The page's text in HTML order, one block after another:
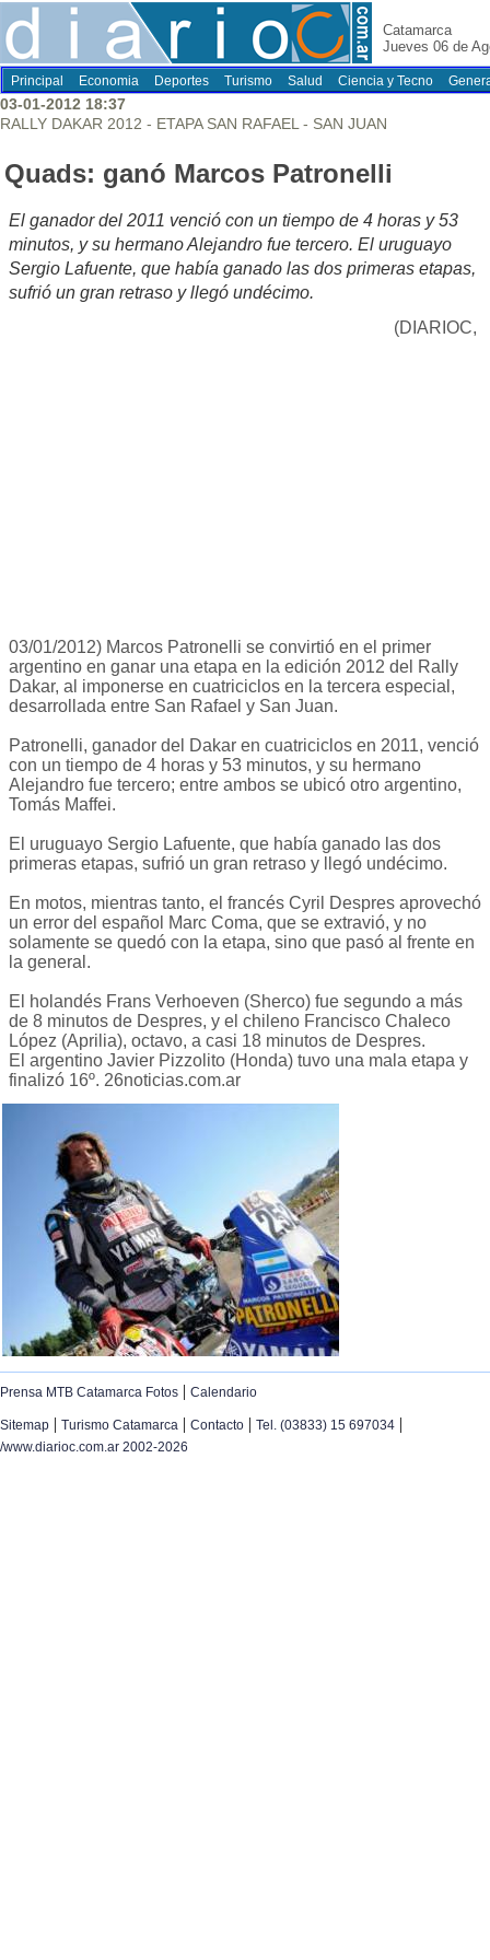
Catamarca
Jueves 06 de
Principal Economia Deportes Turismo Salud Ciencia y Tecno
03-01-2012 18:37
RALLY DAKAR 2012 - ETAPA SAN RAFAEL - SAN JUAN
Quads: ganó Marcos Patronelli
El ganador del 2011 venció con un tiempo de 4 horas y 53
minutos, y su hermano Alejandro fue tercero. El uruguayo
Sergio Lafuente, que había ganado las dos primeras etapas,
sufrió un gran retraso y llegó undécimo.
(DIARIOC,
03/01/2012) Marcos Patronelli se convirtió en el primer
argentino en ganar una etapa en la edición 2012 del Rally
Dakar, al imponerse en cuatriciclos en la tercera especial,
desarrollada entre San Rafael y San Juan.
Patronelli, ganador del Dakar en cuatriciclos en 2011, venció
con un tiempo de 4 horas y 53 minutos, y su hermano
Alejandro fue tercero; entre ambos se ubicó otro argentino,
Tomás Maffei.
El uruguayo Sergio Lafuente, que había ganado las dos
primeras etapas, sufrió un gran retraso y llegó undécimo.
En motos, mientras tanto, el francés Cyril Despres aprovechó
un error del español Marc Coma, que se extravió, y no
solamente se quedó con la etapa, sino que pasó al frente en
la general.
El holandés Frans Verhoeven (Sherco) fue segundo a más
de 8 minutos de Despres, y el chileno Francisco Chaleco
López (Aprilia), octavo, a casi 18 minutos de Despres.
El argentino Javier Pizzolito (Honda) tuvo una mala etapa y
finalizó 16º. 26noticias.com.ar
Prensa MTB Catamarca Fotos | Calendario
Sitemap | Turismo Catamarca | Contacto | Tel. (03833) 15 697034 |
/www.diarioc.com.ar 2002-2026